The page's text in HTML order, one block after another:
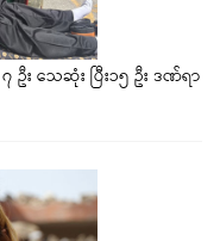
း သေဆုံး ပြီး၁၅ ဦး ဒဏ်ရာ